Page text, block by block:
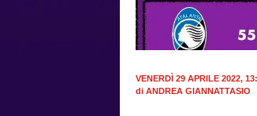
VENERDÌ 29 APRILE 2022,
di ANDREA GIANNATTASIO